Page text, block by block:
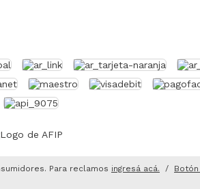
Para reclamos ingresá acá. /